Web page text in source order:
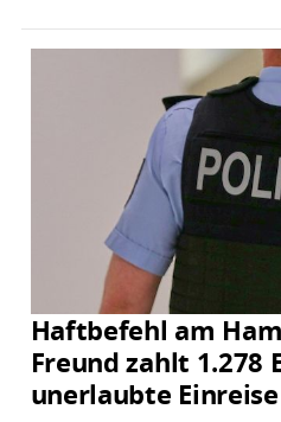
Haftbefehl am
Freund zahlt 1.278
unerlaubte Einreise